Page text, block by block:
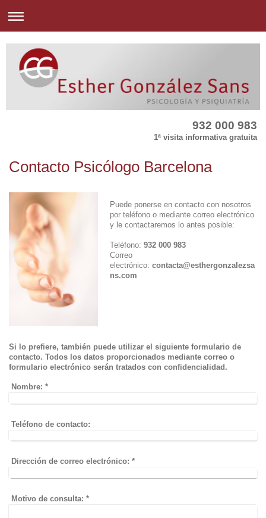
932 000 983
1ª visita informativa gratuita
Contacto Psicólogo Barcelona
Puede ponerse en contacto con nosotros
por teléfono o mediante correo electrónico
y le contactaremos lo antes posible:
Teléfono: 932 000 983
Correo
electrónico: contacta@esthergonzalezsa
ns.com
Si lo prefiere, también puede utilizar el siguiente formulario de
contacto. Todos los datos proporcionados mediante correo o
formulario electrónico serán tratados con confidencialidad.
Nombre: *
Teléfono de contacto:
Dirección de correo electrónico: *
Motivo de consulta: *